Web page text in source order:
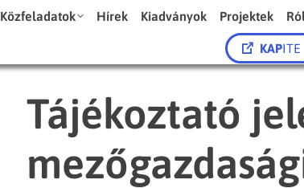
Közfeladatok Hírek Kiadványok Projektek
KAPITE
Tájékoztató